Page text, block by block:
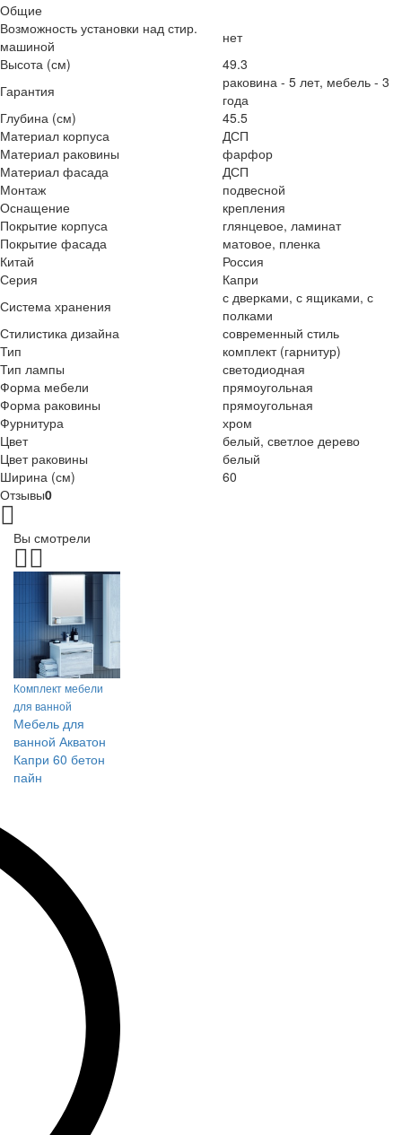
Общие
Возможность установки над стир.
машиной
нет
Высота (см)
49.3
Гарантия
раковина - 5 лет, мебель - 3
года
Глубина (см)
45.5
Материал корпуса
ДСП
Материал раковины
фарфор
Материал фасада
ДСП
Монтаж
подвесной
Оснащение
крепления
Покрытие корпуса
глянцевое, ламинат
Покрытие фасада
матовое, пленка
Китай
Россия
Серия
Капри
Система хранения
с дверками, с ящиками, с
полками
Стилистика дизайна
современный стиль
Тип
комплект (гарнитур)
Тип лампы
светодиодная
Форма мебели
прямоугольная
Форма раковины
прямоугольная
Фурнитура
хром
Цвет
белый, светлое дерево
Цвет раковины
белый
Ширина (см)
60
Отзывы0
Вы смотрели
Комплект мебели
для ванной
Мебель для
ванной Акватон
Капри 60 бетон
пайн